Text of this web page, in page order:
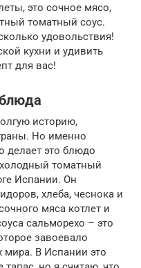
это сочное мясо,
томатный соус.
удовольствия!
кухни и удивить
для вас!
историю,
Но именно
делает это блюдо
томатный
Испании. Он
хлеба, чеснока и
мяса котлет и
сальморехо – это
завоевало
мира. В Испании это